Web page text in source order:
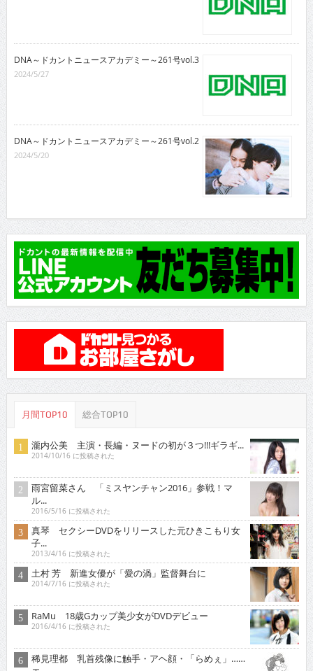
DNA～ドカントニュースアカデミー～261号vol.3
2024/5/27
DNA～ドカントニュースアカデミー～261号vol.2
2024/5/20
月間TOP10 総合TOP10
瀧内公美 主演・長編・ヌードの初が３つ!!!ギラギ...
2014/10/16 に投稿された
雨宮留菜さん 「ミスヤンチャン2016」参戦！マ
ル...
2016/5/16 に投稿された
真琴 セクシーDVDをリリースした元ひきこもり女
子...
2013/4/16 に投稿された
土村 芳 新進女優が「愛の渦」監督舞台に
2014/7/16 に投稿された
RaMu 18歳Gカップ美少女がDVDデビュー
2016/4/16 に投稿された
稀見理都 乳首残像に触手・アヘ顔・「らめぇ」……